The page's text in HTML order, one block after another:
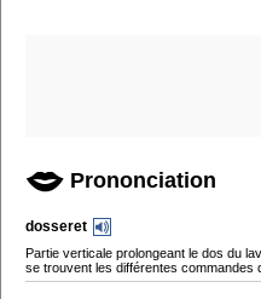
Prononciation
dosseret
Partie verticale prolongeant le dos du
se trouvent les différentes commandes